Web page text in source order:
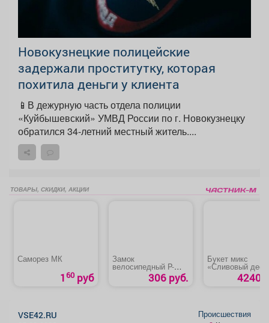
Новокузнецкие полицейские
задержали проститутку, которая
похитила деньги у клиента
📱В дежурную часть отдела полиции
«Куйбышевский» УМВД России по г. Новокузнецку
обратился 34-летний местный житель....
ТОВАРЫ, СКИДКИ, АКЦИИ
Саморез МК
160 руб
Замок
велосипедный P-
15/380 C «Сазар»
306 руб.
Букет микс
«Сливовый
4240
VSE42.RU
Происшествия